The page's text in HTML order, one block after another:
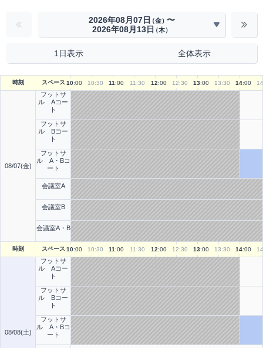
2026年08月07日（金）〜
2026年08月13日（木）
1日表示 全体表示
時刻 スペース 10:00 10:30 11 :00 11 :30 12:00 12:30 13:00 13:30 14:00 14
08/07(金)
フットサ
ル Aコー
ト
フットサ
ル Bコー
ト
フットサ
ル A・Bコ
ート
会議室A
会議室B
会議室A・B
時刻 スペース 10:00 10:30 11 :00 11 :30 12:00 12:30 13:00 13:30 14:00 14
08/08(土)
フットサ
ル Aコー
ト
フットサ
ル Bコー
ト
フットサ
ル A・Bコ
ート